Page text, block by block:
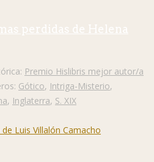
perdidas de Helena
Premio Hislibris mejor autor/a
Gótico, Intriga-Misterio,
, Inglaterra, S. XIX